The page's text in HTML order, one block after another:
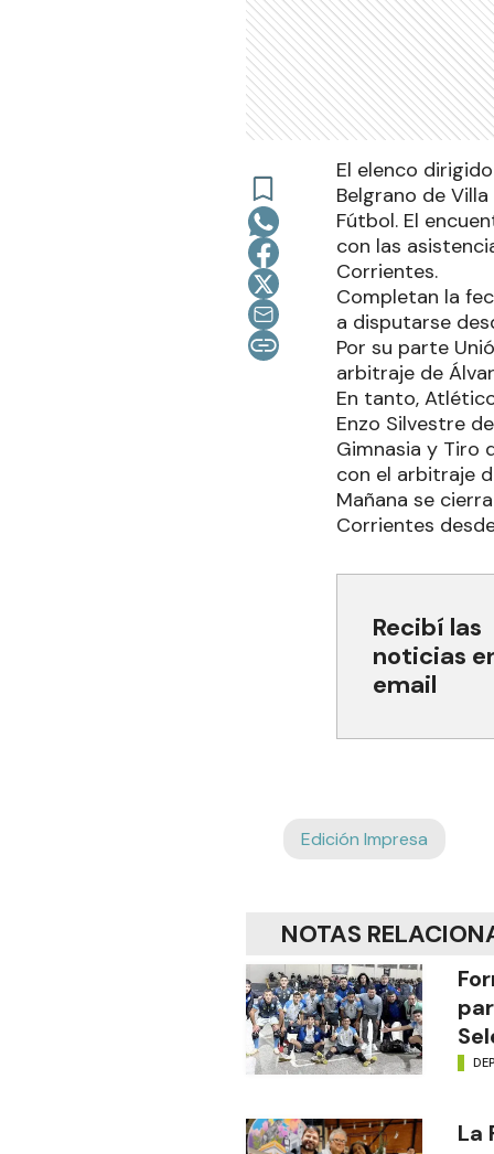
El elenco
Belgrano de
Fútbol. El
con las
Corrientes.
Completan la
a disputarse
Por su parte
arbitraje de
En tanto,
Enzo Silvestre
Gimnasia y Tiro
con el arbitraje
Mañana se
Corrientes
Recibí las
noticias
email
Edición Impresa
NOTAS
La